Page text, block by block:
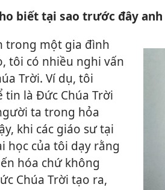
biết tại sao trước đây
trong một gia đình
tôi có nhiều nghi vấn
Trời. Ví dụ, tôi
tin là Đức Chúa Trời
ta trong hỏa
khi các giáo sư tại
học của tôi dạy rằng
hóa chứ không
Chúa Trời tạo ra,